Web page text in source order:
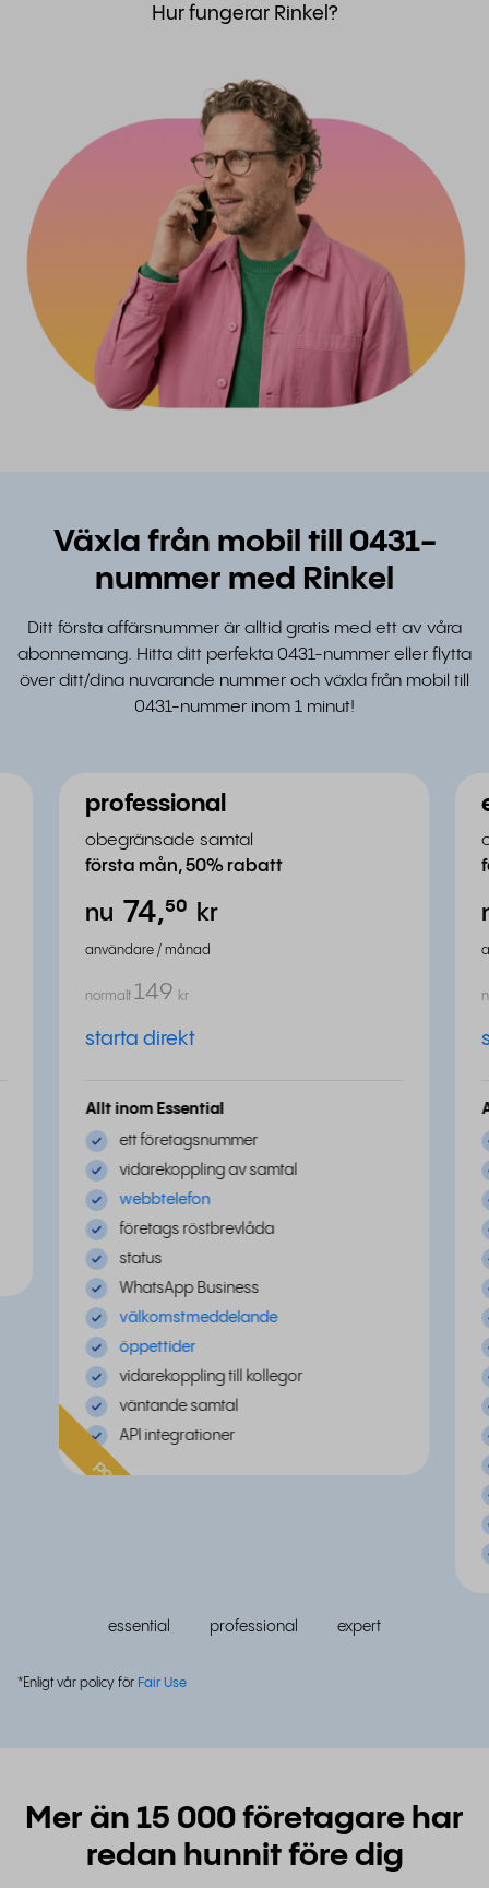
Hur fungerar Rinkel?
Växla från mobil till 0431-
nummer med Rinkel
Ditt första affärsnummer är alltid gratis med ett av våra
abonnemang. Hitta ditt perfekta 0431-nummer eller flytta
över ditt/dina nuvarande nummer och växla från mobil till
0431-nummer inom 1 minut!
professional
obegränsade samtal
första mån, 50% rabatt
nu kr
74,⁵⁰
användare / månad
normalt kr
149
starta direkt
Allt inom Essential
ett företagsnummer
vidarekoppling av samtal
webbtelefon
företags röstbrevlåda
status
WhatsApp Business
välkomstmeddelande
öppettider
vidarekoppling till kollegor
väntande samtal
API integrationer
populär
essential professional expert
*Enligt vår policy för Fair Use
Mer än 15 000 företagare har
redan hunnit före dig